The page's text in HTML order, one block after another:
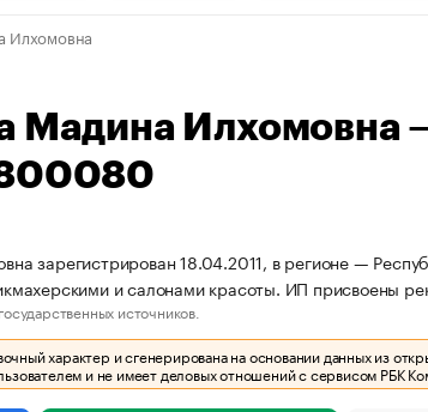
Илхомовна
Мадина
зарегистрирован 18.04.2011, в регионе —
и салонами красоты. ИП
источников.
характер и сгенерирована на основании данных из
и не имеет деловых отношений с сервисом РБК